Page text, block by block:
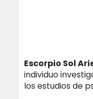
Escorpio Sol
individuo
los estudios de